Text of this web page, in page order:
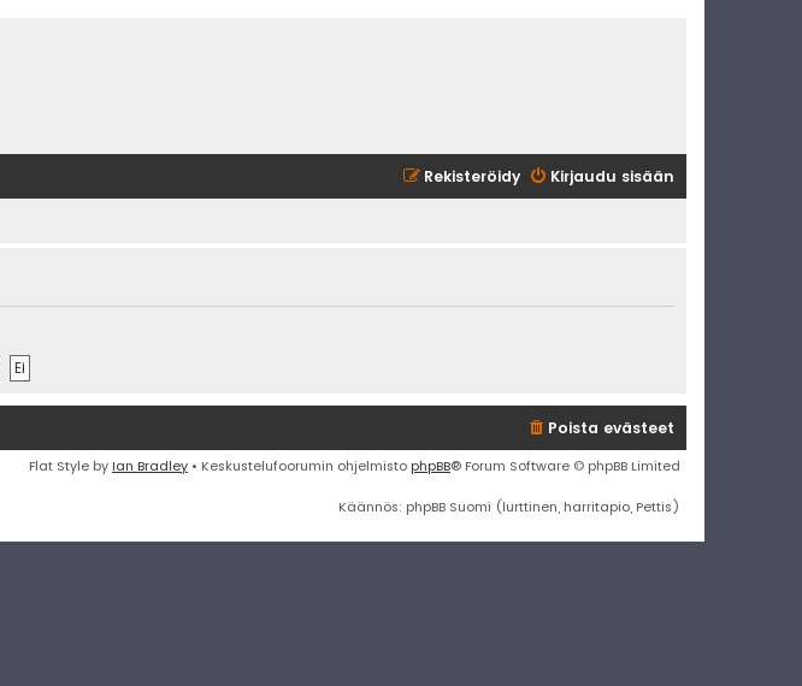
Kirjaudu sisään
Rekisteröidy
Poista evästeet
Flat Style by Ian Bradley • Keskustelufoorumin ohjelmisto phpBB® Forum Software © phpBB Limited
Käännös: phpBB Suomi (lurttinen, harritapio, Pettis)